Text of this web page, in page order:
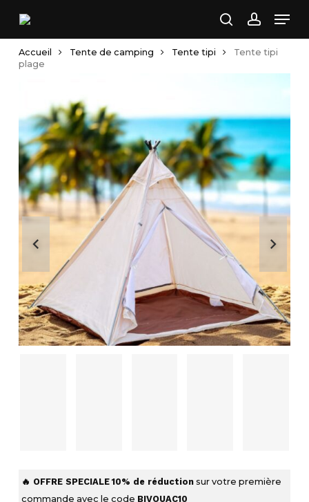
main
content
search
Accueil Tente de camping Tente tipi
Tente tipi
plage
🔥 OFFRE SPECIALE 10% de réduction sur votre première
commande avec le code BIVOUAC10